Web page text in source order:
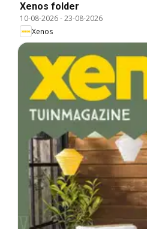
Xenos folder
10-08-2026-23-08-2026
Xenos